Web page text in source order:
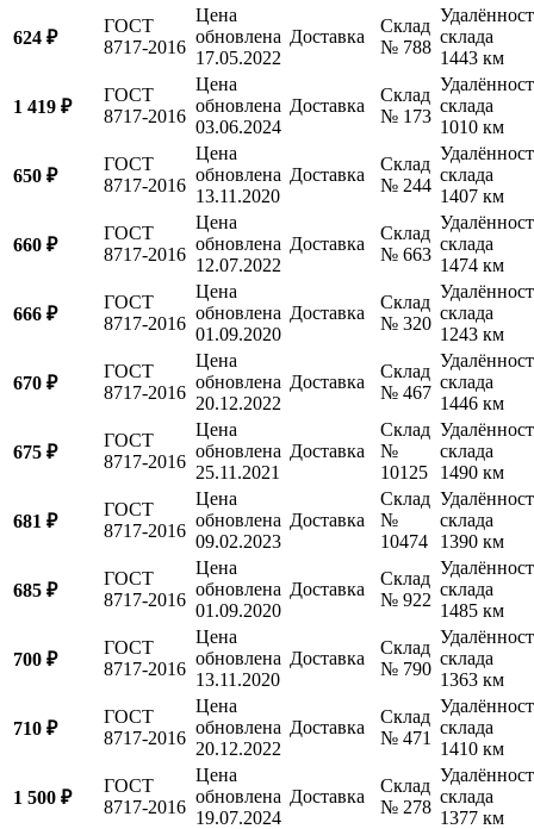
624 ₽
ГОСТ
8717-2016
Цена
обновлена
17.05.2022
Доставка
Склад
№ 788
склада
1443 км
1 419 ₽
ГОСТ
8717-2016
Цена
обновлена
03.06.2024
Доставка
Склад
№ 173
склада
1010 км
650 ₽
ГОСТ
8717-2016
Цена
обновлена
13.11.2020
Доставка
Склад
№ 244
склада
1407 км
660 ₽
ГОСТ
8717-2016
Цена
обновлена
12.07.2022
Доставка
Склад
№ 663
склада
1474 км
666 ₽
ГОСТ
8717-2016
Цена
обновлена
01.09.2020
Доставка
Склад
№ 320
склада
1243 км
670 ₽
ГОСТ
8717-2016
Цена
обновлена
20.12.2022
Доставка
Склад
№ 467
склада
1446 км
675 ₽
ГОСТ
8717-2016
Цена
обновлена
25.11.2021
Доставка
Склад
№
10125
склада
1490 км
681 ₽
ГОСТ
8717-2016
Цена
обновлена
09.02.2023
Доставка
Склад
№
10474
склада
1390 км
685 ₽
ГОСТ
8717-2016
Цена
обновлена
01.09.2020
Доставка
Склад
№ 922
склада
1485 км
700 ₽
ГОСТ
8717-2016
Цена
обновлена
13.11.2020
Доставка
Склад
№ 790
склада
1363 км
710 ₽
ГОСТ
8717-2016
Цена
обновлена
20.12.2022
Доставка
Склад
№ 471
склада
1410 км
1 500 ₽
ГОСТ
8717-2016
Цена
обновлена
19.07.2024
Доставка
Склад
№ 278
склада
1377 км